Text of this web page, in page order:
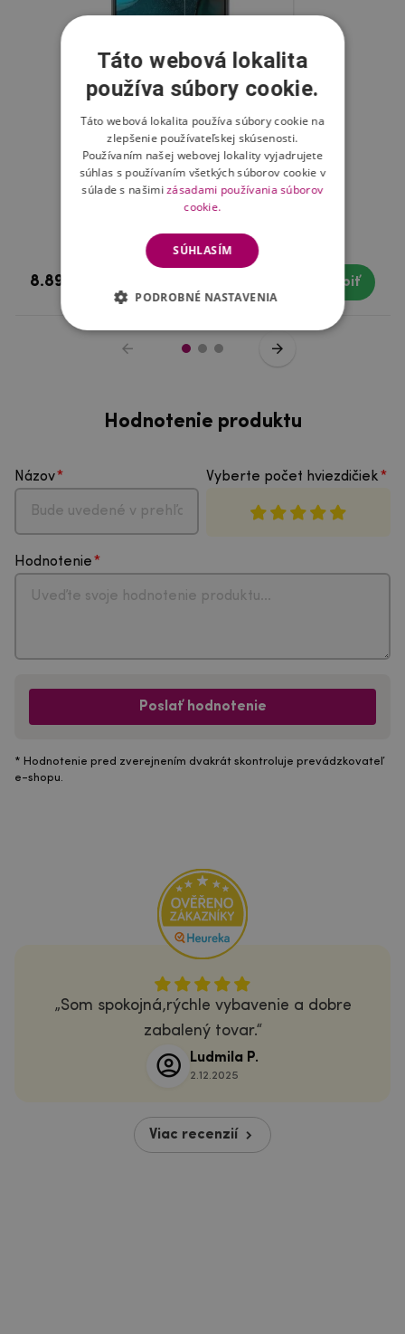
8.89 € Kúpiť
Hodnotenie produktu
Názov Vyberte počet hviezdičiek
Hodnotenie
Poslať hodnotenie
* Hodnotenie pred zverejnením dvakrát skontroluje prevádzkovateľ
e-shopu.
Som spokojná,rýchle vybavenie a dobre
zabalený tovar.
Ludmila P.
2.12.2025
Viac recenzií
Táto webová lokalita
používa súbory cookie.
Táto webová lokalita používa súbory cookie na
zlepšenie používateľskej skúsenosti.
Používaním našej webovej lokality vyjadrujete
súhlas s používaním všetkých súborov cookie v
súlade s našimizásadami používania súborov
cookie.
SÚHLASÍM
PODROBNÉ NASTAVENIA